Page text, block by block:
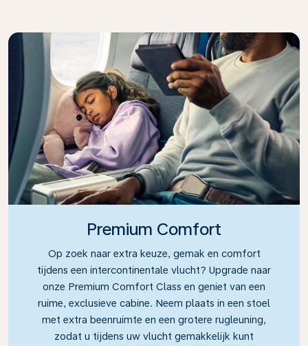
Premium Comfort
Op zoek naar extra keuze, gemak en comfort
tijdens een intercontinentale vlucht? Upgrade naar
onze Premium Comfort Class en geniet van een
ruime, exclusieve cabine. Neem plaats in een stoel
met extra beenruimte en een grotere rugleuning,
zodat u tijdens uw vlucht gemakkelijk kunt